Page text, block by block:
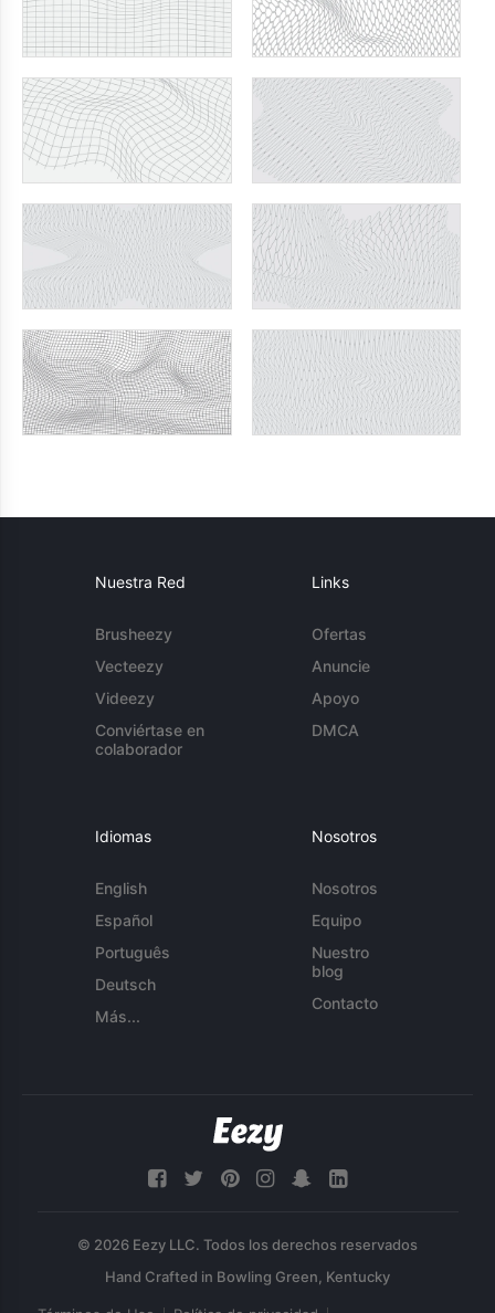
Nuestra Red
Brusheezy
Vecteezy
Videezy
Conviértase en
colaborador
Links
Ofertas
Anuncie
Apoyo
DMCA
Idiomas
English
Español
Português
Deutsch
Más...
Nosotros
Nosotros
Equipo
Nuestro
blog
Contacto
© 2026 Eezy LLC. Todos los derechos reservados